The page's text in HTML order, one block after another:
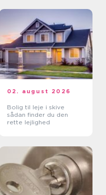
02. august 2026
Bolig til leje i skive
sådan finder du den
rette lejlighed